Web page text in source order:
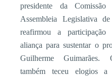
presidente da
Assembleia Legislativa
reafirmou a
aliança para sustentar o
Guilherme Guimarães.
também teceu elogios a